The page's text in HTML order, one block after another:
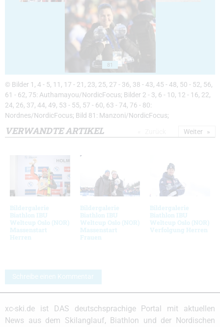
81
© Bilder 1, 4 - 5, 11, 17 - 21, 23, 25, 27 - 36, 38 - 43, 45 - 48, 50 - 52, 56,
61 - 62, 75: Authamayou/NordicFocus; Bilder 2 - 3, 6 - 10, 12 - 16, 22,
24, 26, 37, 44, 49, 53 - 55, 57 - 60, 63 - 74, 76 - 80:
Nordnes/NordicFocus; Bild 81: Manzoni/NordicFocus;
VERWANDTE ARTIKEL
Bildergalerie
Biathlon IBU
Weltcup Oslo (NOR)
Massenstart
Herren
Bildergalerie
Biathlon IBU
Weltcup Oslo (NOR)
Massenstart
Frauen
Bildergalerie
Biathlon IBU
Weltcup Oslo (NOR)
Verfolgung Herren
Weiter
Schreibe einen Kommentar
xc-ski.de ist DAS deutschsprachige Portal mit aktuellen
News aus dem Skilanglauf, Biathlon und der Nordischen